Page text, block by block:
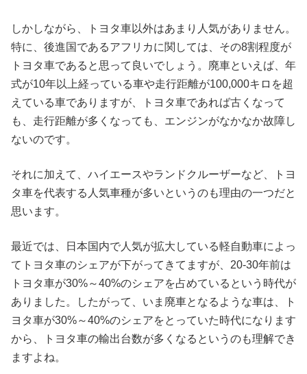
しかしながら、トヨタ車以外はあまり人気がありません。
特に、後進国であるアフリカに関しては、その8割程度が
トヨタ車であると思って良いでしょう。廃車といえば、年
式が10年以上経っている車や走行距離が100,000キロを超
えている車でありますが、トヨタ車であれば古くなって
も、走行距離が多くなっても、エンジンがなかなか故障し
ないのです。
それに加えて、ハイエースやランドクルーザーなど、トヨ
タ車を代表する人気車種が多いというのも理由の一つだと
思います。
最近では、日本国内で人気が拡大している軽自動車によっ
てトヨタ車のシェアが下がってきてますが、20-30年前は
トヨタ車が30%～40%のシェアを占めているという時代が
ありました。したがって、いま廃車となるような車は、ト
ヨタ車が30%～40%のシェアをとっていた時代になります
から、トヨタ車の輸出台数が多くなるというのも理解でき
ますよね。